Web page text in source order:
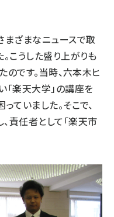
まざまなニュースで取
こうした盛り上がりも
です。当時、六本木ヒ
「楽天大学」の講座を
ていました。そこで、
責任者として「楽天市